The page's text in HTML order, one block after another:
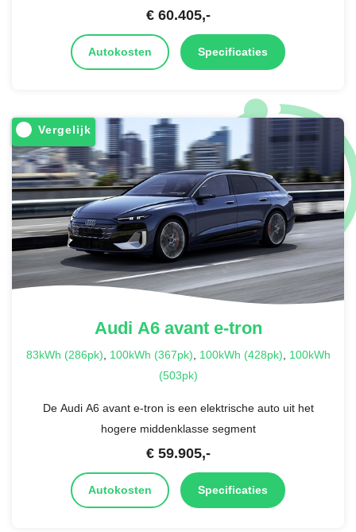
€ 60.405,-
Autokosten Specificaties
Vergelijk
Audi A6 avant e-tron
83kWh (286pk), 100kWh (367pk), 100kWh (428pk), 100kWh
(503pk)
De Audi A6 avant e-tron is een elektrische auto uit het
hogere middenklasse segment
€ 59.905,-
Autokosten Specificaties